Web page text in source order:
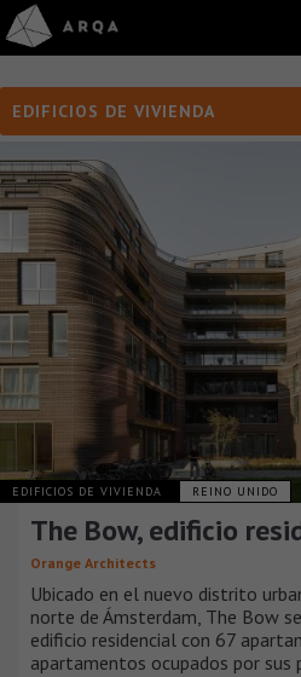
EDIFICIOS DE VIVIENDA
EDIFICIOS DE VIVIENDA REINO UNIDO
The Bow, edificio
Orange Architects
Ubicado en el nuevo distrito
norte de Ámsterdam, The Bow
edificio residencial con 67
apartamentos ocupados por sus